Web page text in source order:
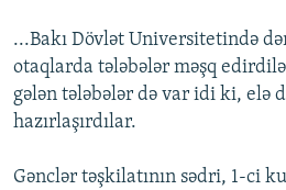
BIZIMLƏ ƏLAQƏ
XƏBƏR BÜLLETENLƏRIMIZ
...Bakı Dövlət Universitetində
otaqlarda tələbələr məşq
gələn tələbələr də var idi ki, elə
hazırlaşırdılar.
Gənclər təşkilatının sədri, 1-ci